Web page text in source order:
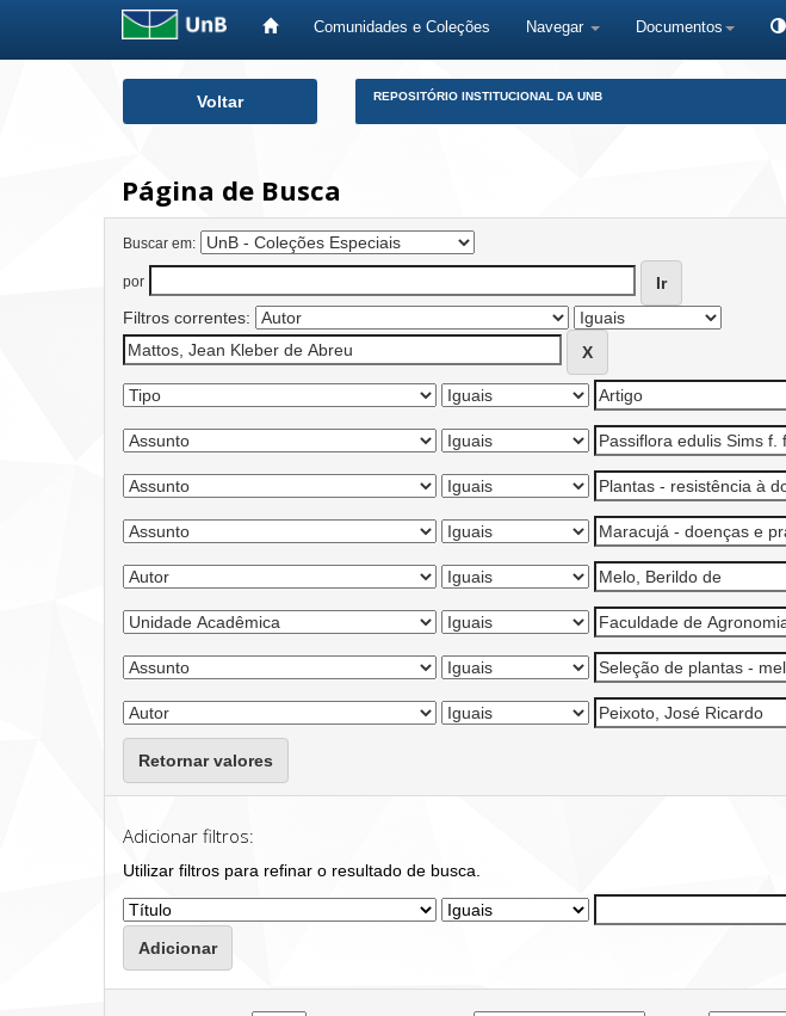
Comunidades e Coleções Navegar Documentos
Voltar REPOSITÓRIO INSTITUCIONAL DA UNB
Página de Busca
Buscar em:
por
Filtros correntes:
Retornar valores
Adicionar filtros:
Utilizar filtros para refinar o resultado de busca.